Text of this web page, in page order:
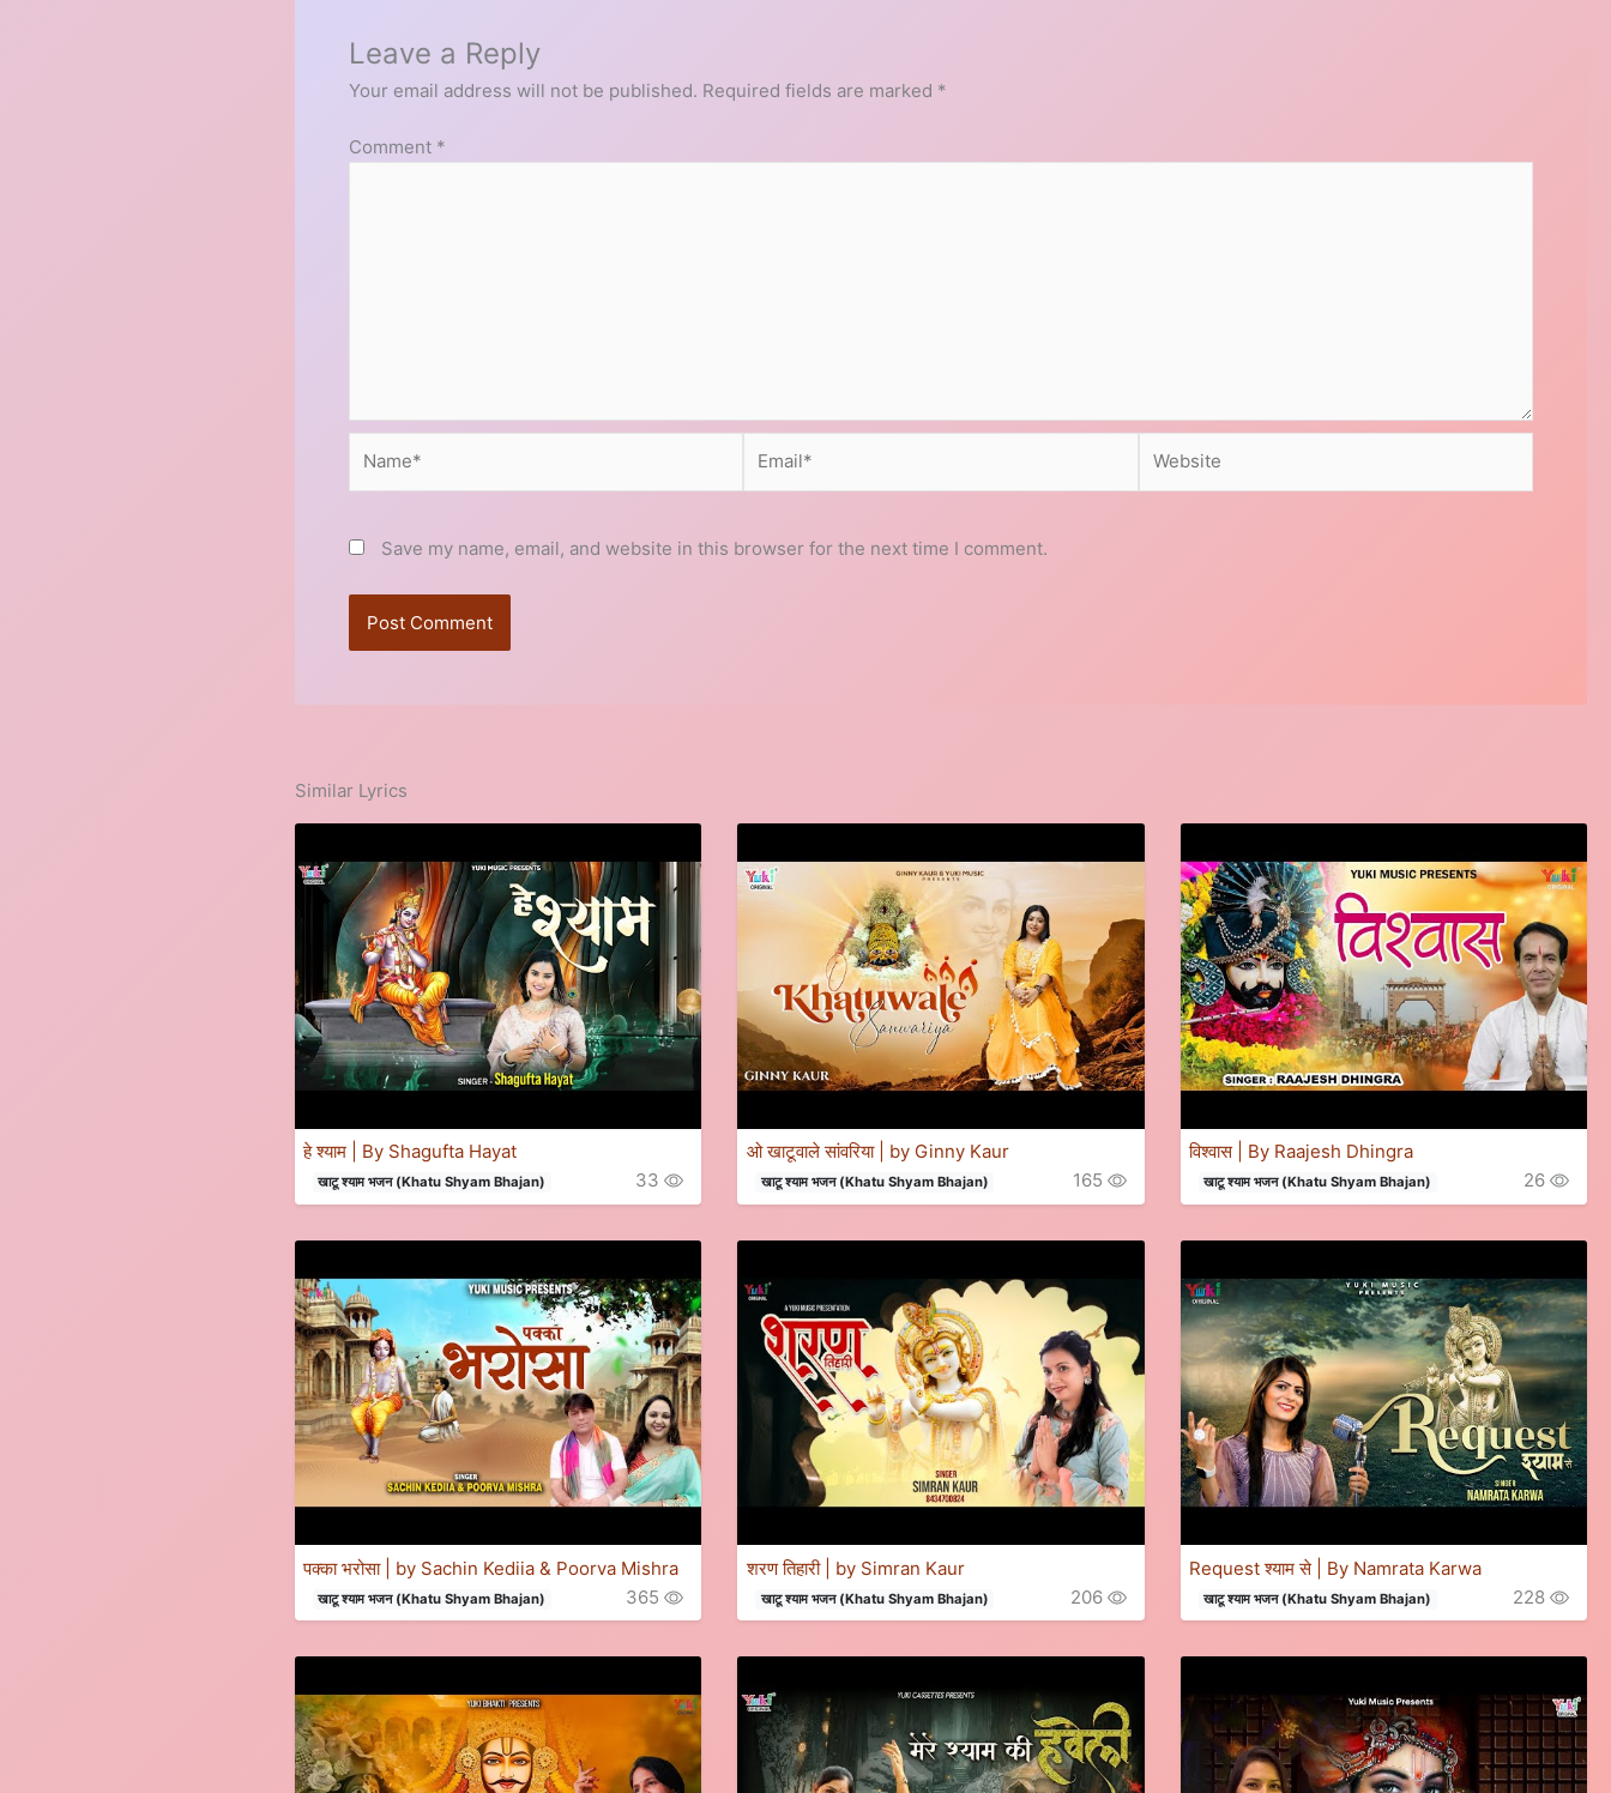
Leave a Reply
Your email address will not be published. Required fields are marked *
Comment *
Save my name, email, and website in this browser for the next time I comment.
Similar Lyrics
हे श्याम | By Shagufta Hayat
खाटू श्याम भजन (Khatu Shyam Bhajan) 33
ओ खाटूवाले सांवरिया | by Ginny Kaur
खाटू श्याम भजन (Khatu Shyam Bhajan) 165
विश्वास | By Raajesh Dhingra
खाटू श्याम भजन (Khatu Shyam Bhajan) 26
पक्का भरोसा | by Sachin Kediia & Poorva Mishra
खाटू श्याम भजन (Khatu Shyam Bhajan) 365
शरण तिहारी | by Simran Kaur
खाटू श्याम भजन (Khatu Shyam Bhajan) 206
Request श्याम से | By Namrata Karwa
खाटू श्याम भजन (Khatu Shyam Bhajan) 228